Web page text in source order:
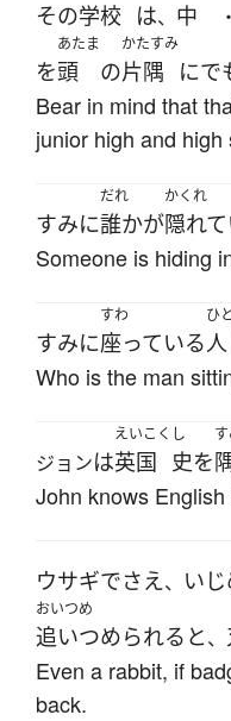
その学校 は、 中 ・
を
あたま
頭 の
かたすみ
片隅 にで
Bear in mind that
junior high and high
すみに
だれ
誰かが
かくれ
隠れ
Someone is hiding
すみに
すわ
座っている
ひと
人
Who is the man
ジョンは
えいこく
英国
し
史を
John knows
ウサギでさえ、 い
おいつめ
追いつめられる と、
Even a rabbit, if
back.